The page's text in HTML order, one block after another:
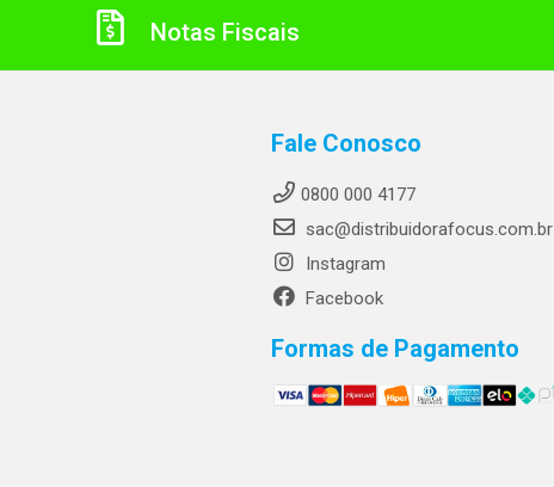
Notas Fiscais
Fale Conosco
0800 000 4177
sac@distribuidorafocus.com.br
Instagram
Facebook
Formas de Pagamento